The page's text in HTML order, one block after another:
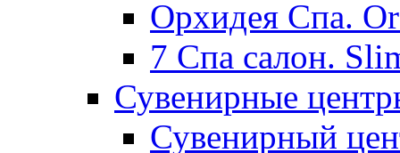
Орхидея Спа.
7 Спа салон.
Сувенирные
Сувенирный